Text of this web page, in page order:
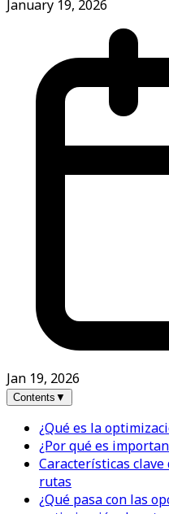
January 19, 2026
Jan 19, 2026
Contents ▼
¿Qué es la
¿Por qué es
Características
rutas
¿Qué pasa con las